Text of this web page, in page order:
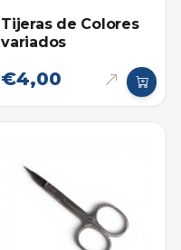
Tijeras de Colores
variados
€4,00